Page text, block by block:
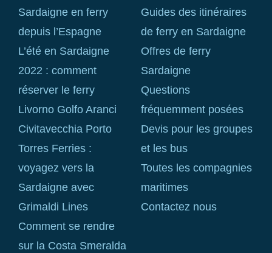
Sardaigne en ferry
depuis l’Espagne
L’été en Sardaigne
2022 : comment
réserver le ferry
Livorno Golfo Aranci
Civitavecchia Porto
Torres Ferries :
voyagez vers la
Sardaigne avec
Grimaldi Lines
Comment se rendre
sur la Costa Smeralda
Guides des itinéraires
de ferry en Sardaigne
Offres de ferry
Sardaigne
Questions
fréquemment posées
Devis pour les groupes
et les bus
Toutes les compagnies
maritimes
Contactez nous